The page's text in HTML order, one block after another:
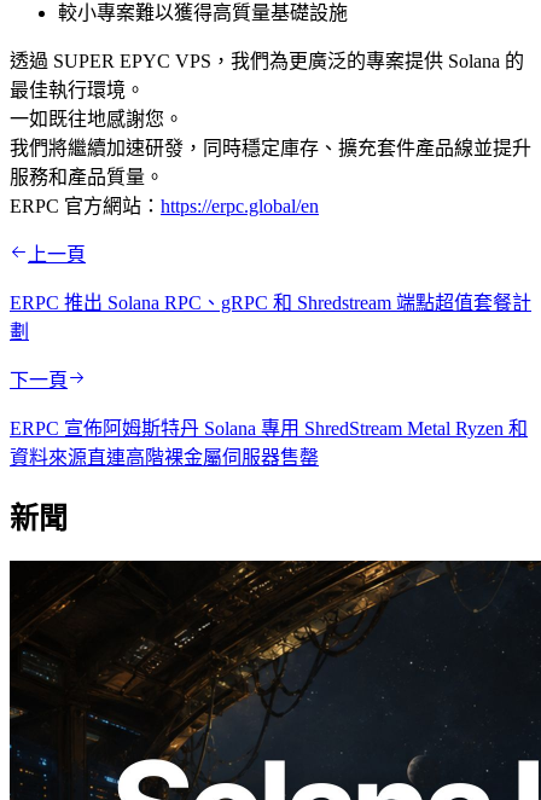
較小專案難以獲得高質量基礎設施
透過 SUPER EPYC VPS，我們為更廣泛的專案提供 Solana 的
最佳執行環境。
一如既往地感謝您。
我們將繼續加速研發，同時穩定庫存、擴充套件產品線並提升
服務和產品質量。
ERPC 官方網站： https://erpc.global/en
上一頁
ERPC 推出 Solana RPC、gRPC 和 Shredstream 端點超值套餐計
劃
下一頁
ERPC 宣佈阿姆斯特丹 Solana 專用 ShredStream Metal Ryzen 和
資料來源直連高階裸金屬伺服器售罄
新聞